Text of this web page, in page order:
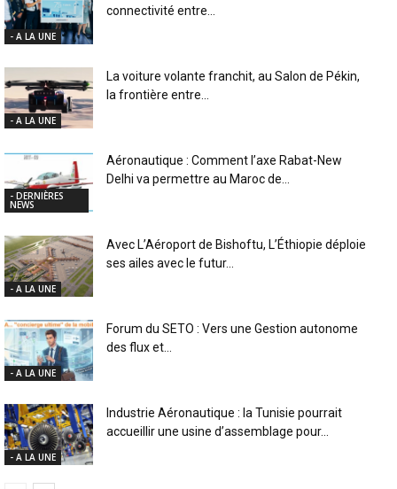
- A LA UNE
connectivité entre...
- A LA UNE
La voiture volante franchit, au Salon de Pékin,
la frontière entre...
- DERNIÈRES
NEWS
Aéronautique : Comment l’axe Rabat-New
Delhi va permettre au Maroc de...
- A LA UNE
Avec L’Aéroport de Bishoftu, L’Éthiopie déploie
ses ailes avec le futur...
- A LA UNE
Forum du SETO : Vers une Gestion autonome
des flux et...
- A LA UNE
Industrie Aéronautique : la Tunisie pourrait
accueillir une usine d’assemblage pour...